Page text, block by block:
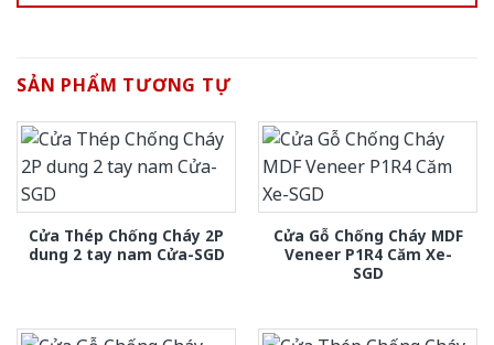
SẢN PHẨM TƯƠNG TỰ
Cửa Thép Chống Cháy 2P
dung 2 tay nam Cửa-SGD
Cửa Gỗ Chống Cháy MDF
Veneer P1R4 Căm Xe-
SGD